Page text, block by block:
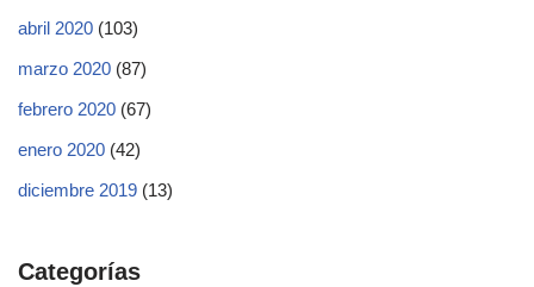
abril 2020 (103)
marzo 2020 (87)
febrero 2020 (67)
enero 2020 (42)
diciembre 2019 (13)
Categorías